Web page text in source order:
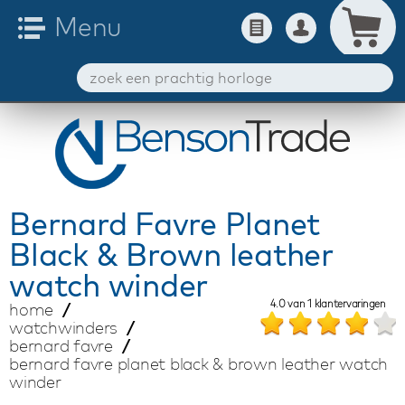
Bernard Favre Planet
Black & Brown leather
watch winder
home
watchwinders
bernard favre
bernard favre planet black & brown leather watch
winder
4.0van1 klantervaringen